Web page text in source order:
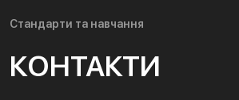
Стандарти та навчання
КОНТАКТИ